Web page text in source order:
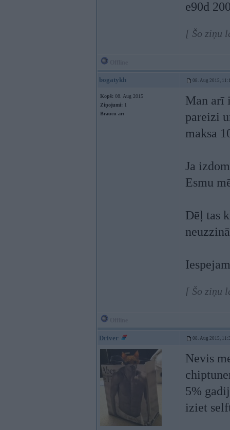
e90d
[ Šo ziņu
bogatykh 08. Aug 2015,
Kopš: 08. Aug 2015
Ziņojumi: 1
Braucu ar:
Man arī
pareizi
maksa
Ja
Esmu
Dēļ tas
[ Šo ziņu
Driver 08. Aug 2015,
Nevis
5%
iziet